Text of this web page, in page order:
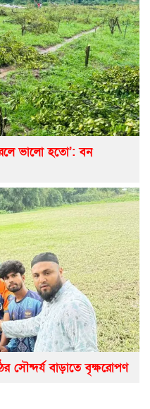
ভালো হতো’: বন
সৌন্দর্য বাড়াতে বৃক্ষরোপণ